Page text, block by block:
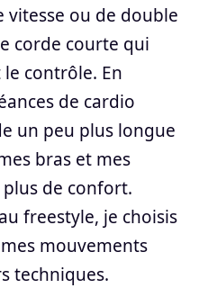
vitesse ou de double
corde courte qui
contrôle. En
de cardio
un peu plus longue
bras et mes
de confort.
freestyle, je choisis
mouvements
techniques.